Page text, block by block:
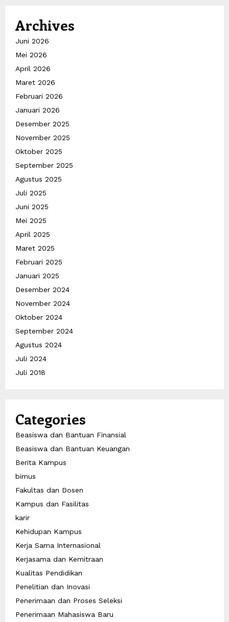
Archives
Juni 2026
Mei 2026
April 2026
Maret 2026
Februari 2026
Januari 2026
Desember 2025
November 2025
Oktober 2025
September 2025
Agustus 2025
Juli 2025
Juni 2025
Mei 2025
April 2025
Maret 2025
Februari 2025
Januari 2025
Desember 2024
November 2024
Oktober 2024
September 2024
Agustus 2024
Juli 2024
Juli 2018
Categories
Beasiswa dan Bantuan Finansial
Beasiswa dan Bantuan Keuangan
Berita Kampus
bimus
Fakultas dan Dosen
Kampus dan Fasilitas
karir
Kehidupan Kampus
Kerja Sama Internasional
Kerjasama dan Kemitraan
Kualitas Pendidikan
Penelitian dan Inovasi
Penerimaan dan Proses Seleksi
Penerimaan Mahasiswa Baru